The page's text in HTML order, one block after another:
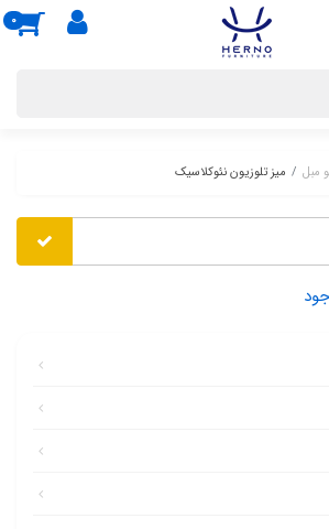
0
مبل میز تلوزیون نئوکلاسیک